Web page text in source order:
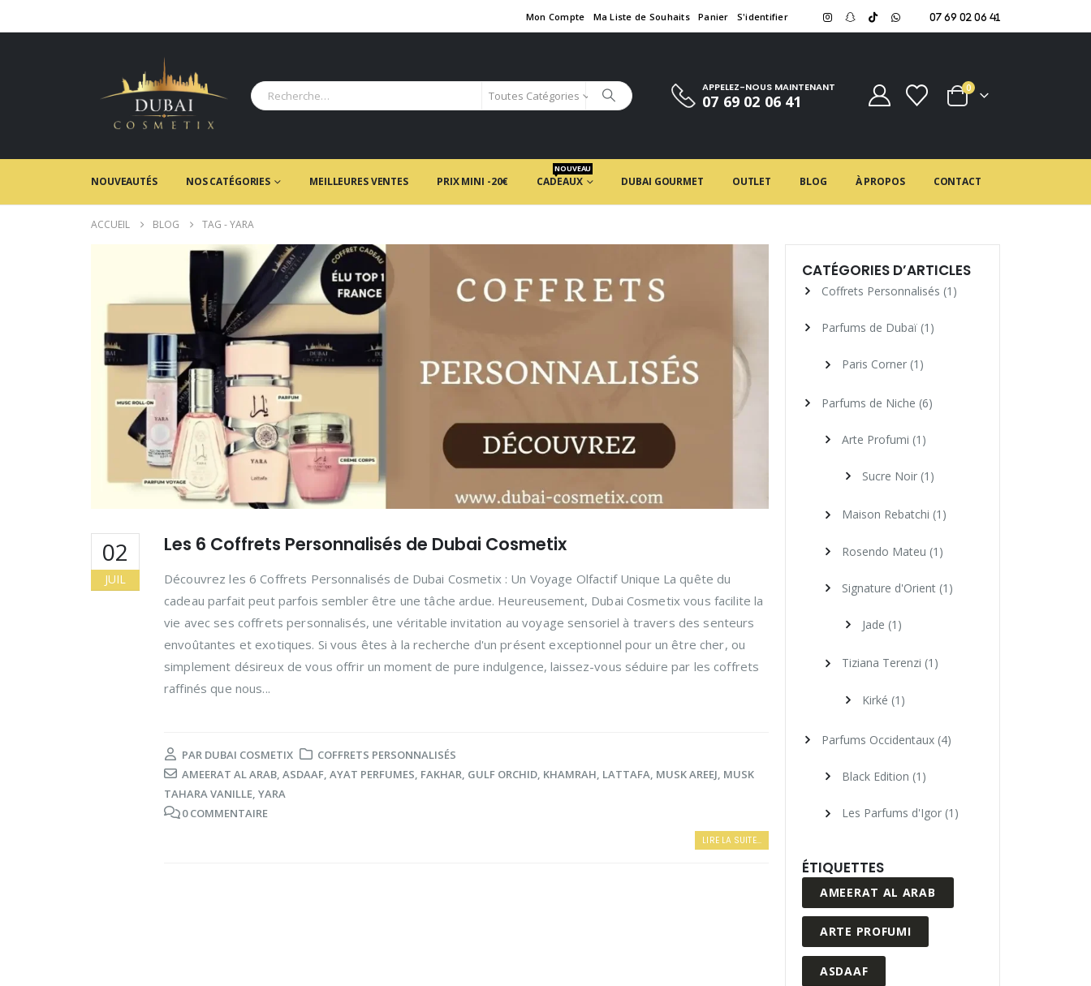
Mon Compte Ma Liste de Souhaits Panier S'identifier 07 69 02 06 41
Toutes Catégories
APPELEZ-NOUS MAINTENANT
07 69 02 06 41
0
NOUVEAUTÉS NOS CATÉGORIES MEILLEURES VENTES PRIX MINI -20€ CADEAUX
NOUVEAU
DUBAI GOURMET OUTLET BLOG À PROPOS CONTACT
ACCUEIL BLOG TAG -YARA
02
JUIL
Les 6 Coffrets Personnalisés de Dubai Cosmetix
Découvrez les 6 Coffrets Personnalisés de Dubai Cosmetix : Un Voyage Olfactif Unique La quête du
cadeau parfait peut parfois sembler être une tâche ardue. Heureusement, Dubai Cosmetix vous facilite la
vie avec ses coffrets personnalisés, une véritable invitation au voyage sensoriel à travers des senteurs
envoûtantes et exotiques. Si vous êtes à la recherche d'un présent exceptionnel pour un être cher, ou
simplement désireux de vous offrir un moment de pure indulgence, laissez-vous séduire par les coffrets
raffinés que nous...
PAR DUBAI COSMETIX
COFFRETS PERSONNALISÉS
AMEERAT AL ARAB, ASDAAF, AYAT PERFUMES, FAKHAR, GULF ORCHID, KHAMRAH, LATTAFA, MUSK AREEJ, MUSK
TAHARA VANILLE, YARA
0 COMMENTAIRE
LIRE LA SUITE...
CATÉGORIES D’ARTICLES
Coffrets Personnalisés (1)
Parfums de Dubaï (1)
Paris Corner (1)
Parfums de Niche (6)
Arte Profumi (1)
Sucre Noir (1)
Maison Rebatchi (1)
Rosendo Mateu (1)
Signature d'Orient (1)
Jade (1)
Tiziana Terenzi (1)
Kirké (1)
Parfums Occidentaux (4)
Black Edition (1)
Les Parfums d'Igor (1)
ÉTIQUETTES
AMEERAT AL ARAB
ARTE PROFUMI
ASDAAF